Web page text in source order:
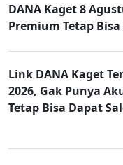
DANA Kaget 8
Premium Tetap
Link DANA Kaget
2026, Gak Punya
Tetap Bisa Dapat